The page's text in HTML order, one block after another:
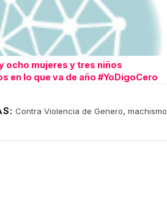
ocho mujeres y tres niños
en lo que va de año #YoDigoCero
Contra Violencia de Genero, machismo